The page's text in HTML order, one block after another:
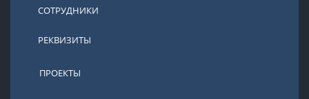
СОТРУДНИКИ
РЕКВИЗИТЫ
ПРОЕКТЫ